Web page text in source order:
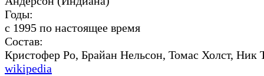
Годы:
с 1995 по настоящее время
Состав:
Кристофер Ро, Брайан Нельсон, Томас Холст, Ник
wikipedia